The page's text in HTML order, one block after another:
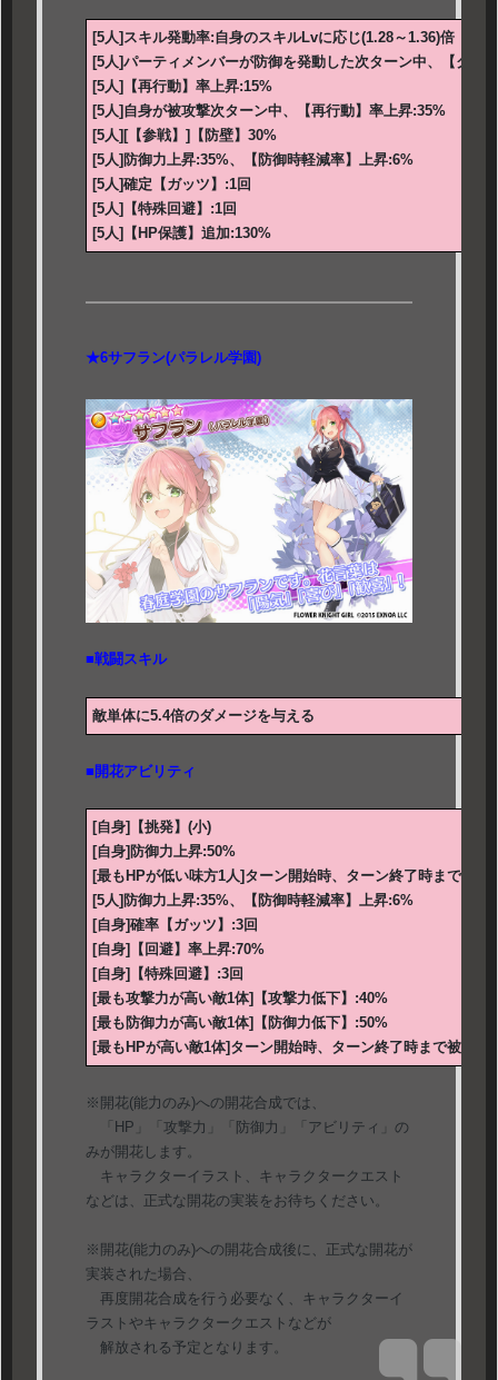
[5人]スキル発動率:自身のスキルLvに応じ(1.28～1.36)倍
[5人]パーティメンバーが防御を発動した次ターン中、【クリ
[5人]【再行動】率上昇:15%
[5人]自身が被攻撃次ターン中、【再行動】率上昇:35%
[5人][【参戦】]【防壁】30%
[5人]防御力上昇:35%、【防御時軽減率】上昇:6%
[5人]確定【ガッツ】:1回
[5人]【特殊回避】:1回
[5人]【HP保護】追加:130%
★6サフラン(パラレル学園)
■戦闘スキル
敵単体に5.4倍のダメージを与える
■開花アビリティ
[自身]【挑発】(小)
[自身]防御力上昇:50%
[最もHPが低い味方1人]ターン開始時、ターン終了時まで防御
[5人]防御力上昇:35%、【防御時軽減率】上昇:6%
[自身]確率【ガッツ】:3回
[自身]【回避】率上昇:70%
[自身]【特殊回避】:3回
[最も攻撃力が高い敵1体]【攻撃力低下】:40%
[最も防御力が高い敵1体]【防御力低下】:50%
[最もHPが高い敵1体]ターン開始時、ターン終了時まで被ダメ
※開花(能力のみ)への開花合成では、
「HP」「攻撃力」「防御力」「アビリティ」の
みが開花します。
キャラクターイラスト、キャラクタークエスト
などは、正式な開花の実装をお待ちください。
※開花(能力のみ)への開花合成後に、正式な開花が
実装された場合、
再度開花合成を行う必要なく、キャラクターイ
ラストやキャラクタークエストなどが
解放される予定となります。